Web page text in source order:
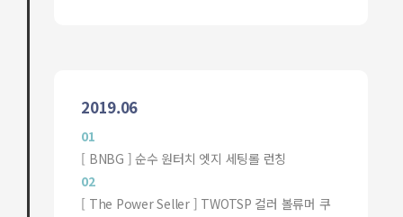
2019.06
01
[ BNBG ] 순수 원터치 엣지 세팅롤 런칭
02
[ The Power Seller ] TWOTSP 컬러 볼류머 쿠